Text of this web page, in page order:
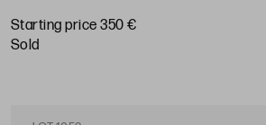
Starting price 350 €
sold